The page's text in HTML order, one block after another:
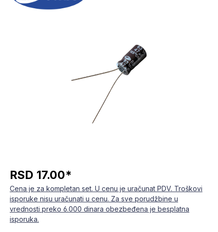
RSD 17.00*
Cena je za kompletan set. U cenu je uračunat PDV. Troškovi
isporuke nisu uračunati u cenu. Za sve porudžbine u
vrednosti preko 6.000 dinara obezbeđena je besplatna
isporuka.